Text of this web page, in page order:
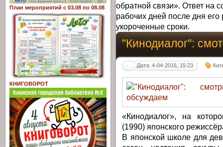
обратной связи». Ответ на
рабочих дней после дня
укороченные сроки.
"Кинодиалог":
Дата: 4-04-2016, 15:23
«Кинодиалог», на
(1990) японского
В японской школе для
План мероприятий с 03.08 по 08.08
КНИГОВОРОТ